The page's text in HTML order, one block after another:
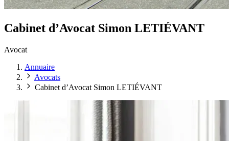
Cabinet d’Avocat Simon LETIÉVANT
Avocat
Annuaire
Avocats
Cabinet d’Avocat Simon LETIÉVANT